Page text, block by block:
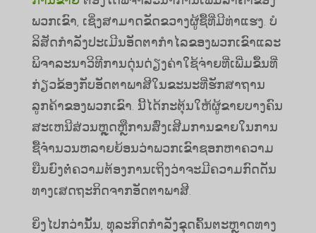
ພວກເຂົາ, ເຊິ່ງສາມາດຂັດຂວາງຜູ້ຊື້ທີ່ມີທ່າແຮງ. ບໍ
ລິສັດກໍາລັງປະເມີນອັດຕາກໍາໄລຂອງພວກເຂົາແລະ
ພິຈາລະນາວິທີການດຸ່ນດ່ຽງຄ່າໃຊ້ຈ່າຍທີ່ເພີ່ມຂຶ້ນທີ່
ກ່ຽວຂ້ອງກັບອັດຕາພາສີໃນຂະນະທີ່ຮັກສາຖານ
ລູກຄ້າຂອງພວກເຂົາ. ນີ້ໄດ້ກະຕຸ້ນໃຫ້ຜູ້ຂາຍບາງຄົນ
ສະເຫນີສ່ວນຫຼຸດຫຼືການສົ່ງເສີມການຂາຍໃນການ
ຊື້ຈໍານວນຫລາຍຍ້ອນວ່າພວກເຂົາຊອກຫາຄວາມ
ຍືນຍົງຕໍ່ຄວາມຕ້ອງການເຖິງວ່າຈະມີຄວາມກົດດັນ
ທາງເສດຖະກິດຈາກອັດຕາພາສີ.
ຍິ່ງໄປກວ່ານັ້ນ, ທຸລະກິດກໍາລັງຂຸດຄົ້ນຕະຫຼາດທາງ